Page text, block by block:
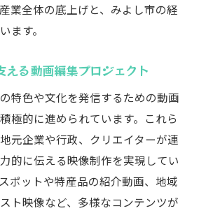
業全体の底上げと、みよし市の経
ます。
える動画編集プロジェクト
特色や文化を発信するための動画
極的に進められています。これら
元企業や行政、クリエイターが連
的に伝える映像制作を実現してい
ポットや特産品の紹介動画、地域
ト映像など、多様なコンテンツが